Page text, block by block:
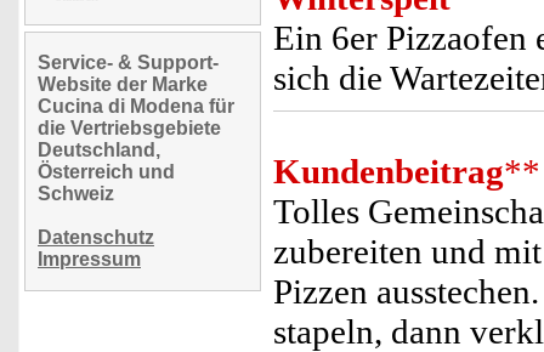
Service- & Support-
Website der Marke
Cucina di Modena für
die Vertriebsgebiete
Deutschland,
Österreich und
Schweiz
Datenschutz
Impressum
Ein 6er Pizzaofen
sich die
Kundenbeitrag**
Tolles
zubereiten und
Pizzen
stapeln, dann